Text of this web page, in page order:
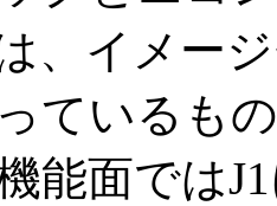
、イメー
ているも
能面では